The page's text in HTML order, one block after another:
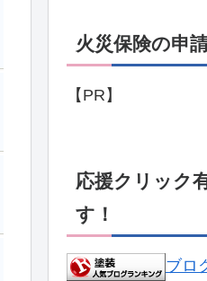
火災保険の申
【PR】
応援クリック
す！
ブロ